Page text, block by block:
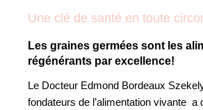
Une clé de santé en toute
Les graines germées sont les
régénérants par excellence!
Le Docteur Edmond Bordeaux
fondateurs de l’alimentation vivante a